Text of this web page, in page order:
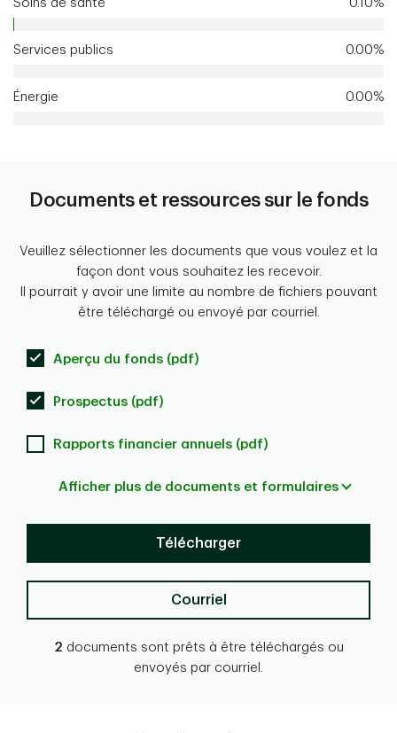
Soins de santé 0.10%
Services publics 0.00%
Énergie 0.00%
Documents et ressources sur le fonds
Veuillez sélectionner les documents que vous voulez et la
façon dont vous souhaitez les recevoir.
Il pourrait y avoir une limite au nombre de fichiers pouvant
être téléchargé ou envoyé par courriel.
Aperçu du fonds (pdf)
Prospectus (pdf)
Rapports financier annuels (pdf)
Afficher plus de documents et formulaires
Télécharger
Courriel
2 documents sont prêts à être téléchargés ou
envoyés par courriel.